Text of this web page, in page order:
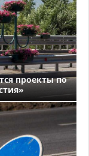
проекты по